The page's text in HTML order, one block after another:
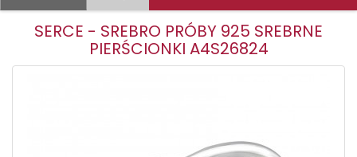
SERCE - SREBRO PRÓBY 925 SREBRNE
PIERŚCIONKI A4S26824